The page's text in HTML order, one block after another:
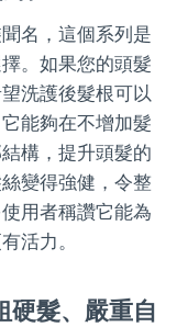
名，這個系列是
。如果您的頭髮
洗護後髮根可以
能夠在不增加髮
構，提升頭髮的
變得強健，令整
用者稱讚它能為
活力。
硬髮、嚴重自